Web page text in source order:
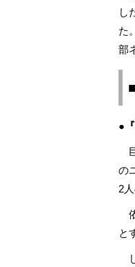
し
た
部
●『
の
2
と